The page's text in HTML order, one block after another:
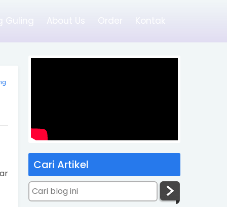
Guling About Us Order Kontak
Cari Artikel